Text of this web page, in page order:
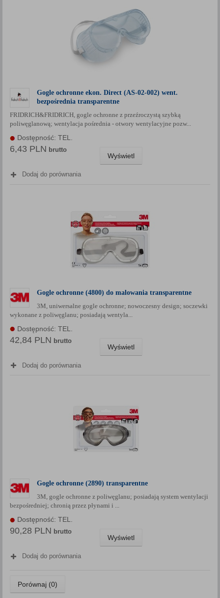
Gogle ochronne ekon. Direct (AS-02-002) went.
bezpośrednia transparentne
FRIDRICH&FRIDRICH, gogle ochronne z przeźroczystą szybką
poliwęglanową; wentylacja pośrednia - otwory wentylacyjne pozw...
Dostępność: TEL.
6,43 PLN brutto
Wyświetl
Dodaj do porównania
Gogle ochronne (4800) do malowania transparentne
3M, uniwersalne gogle ochronne; nowoczesny design; soczewki
wykonane z poliwęglanu; posiadają wentyla...
Dostępność: TEL.
42,84 PLN brutto
Wyświetl
Dodaj do porównania
Gogle ochronne (2890) transparentne
3M, gogle ochronne z poliwęglanu; posiadają system wentylacji
bezpośredniej; chronią przez płynami i ...
Dostępność: TEL.
90,28 PLN brutto
Wyświetl
Dodaj do porównania
Porównaj (0)